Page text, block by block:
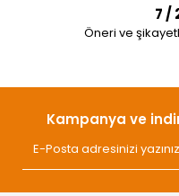
7 /
Öneri ve
Kampanya ve